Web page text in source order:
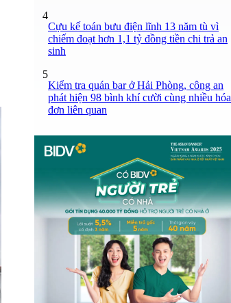
4
Cựu kế toán bưu điện lĩnh 13 năm tù vì
chiếm đoạt hơn 1,1 tỷ đồng tiền chi trả an
sinh
5
Kiểm tra quán bar ở Hải Phòng, công an
phát hiện 98 bình khí cười cùng nhiều hóa
đơn liên quan